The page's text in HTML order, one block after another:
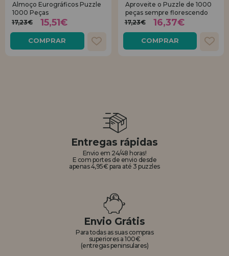
Almoço Eurográficos Puzzle
1000 Peças
17,23€
15,51€
COMPRAR
Aproveite o Puzzle de 1000
peças sempre florescendo
17,23€
16,37€
COMPRAR
Entregas rápidas
Envio em 24/48 horas!
E com portes de envio desde
apenas 4,95€ para até 3 puzzles
Envio Grátis
Para todas as suas compras
superiores a 100€
(entregas peninsulares)